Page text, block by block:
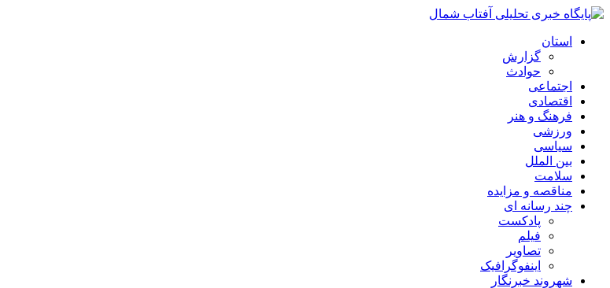
استان
گزارش
حوادث
اجتماعی
اقتصادی
فرهنگ و هنر
ورزشی
سیاسی
بین الملل
سلامت
مناقصه و مزایده
چند رسانه ای
پادکست
فیلم
تصاویر
اینفوگرافیک
شهروند خبرنگار